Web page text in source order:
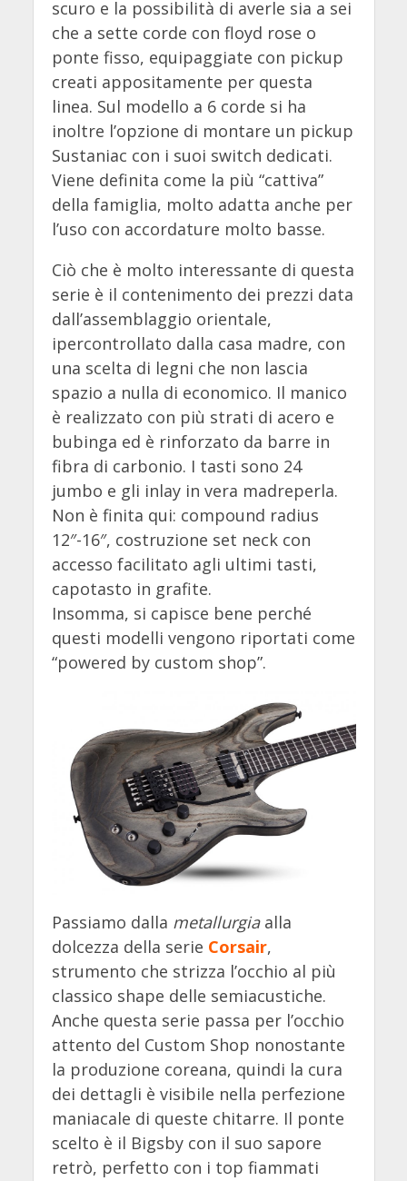
scuro e la possibilità di averle sia a sei
che a sette corde con floyd rose o
ponte fisso, equipaggiate con pickup
creati appositamente per questa
linea. Sul modello a 6 corde si ha
inoltre l’opzione di montare un pickup
Sustaniac con i suoi switch dedicati.
Viene definita come la più “cattiva”
della famiglia, molto adatta anche per
l’uso con accordature molto basse.
Ciò che è molto interessante di questa
serie è il contenimento dei prezzi data
dall’assemblaggio orientale,
ipercontrollato dalla casa madre, con
una scelta di legni che non lascia
spazio a nulla di economico. Il manico
è realizzato con più strati di acero e
bubinga ed è rinforzato da barre in
fibra di carbonio. I tasti sono 24
jumbo e gli inlay in vera madreperla.
Non è finita qui: compound radius
12″-16″, costruzione set neck con
accesso facilitato agli ultimi tasti,
capotasto in grafite.
Insomma, si capisce bene perché
questi modelli vengono riportati come
“powered by custom shop”.
Passiamo dalla metallurgia alla
dolcezza della serie Corsair,
strumento che strizza l’occhio al più
classico shape delle semiacustiche.
Anche questa serie passa per l’occhio
attento del Custom Shop nonostante
la produzione coreana, quindi la cura
dei dettagli è visibile nella perfezione
maniacale di queste chitarre. Il ponte
scelto è il Bigsby con il suo sapore
retrò, perfetto con i top fiammati